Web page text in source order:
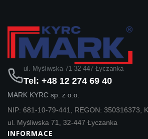
ul. Myśliwska 71 32-447 Łyczanka
Tel: +48 12 274 69 40
MARK KYRC sp. z o.o.
NIP: 681-10-79-441, REGON: 350316373,
ul. Myśliwska 71, 32-447 Łyczanka
INFORMACE